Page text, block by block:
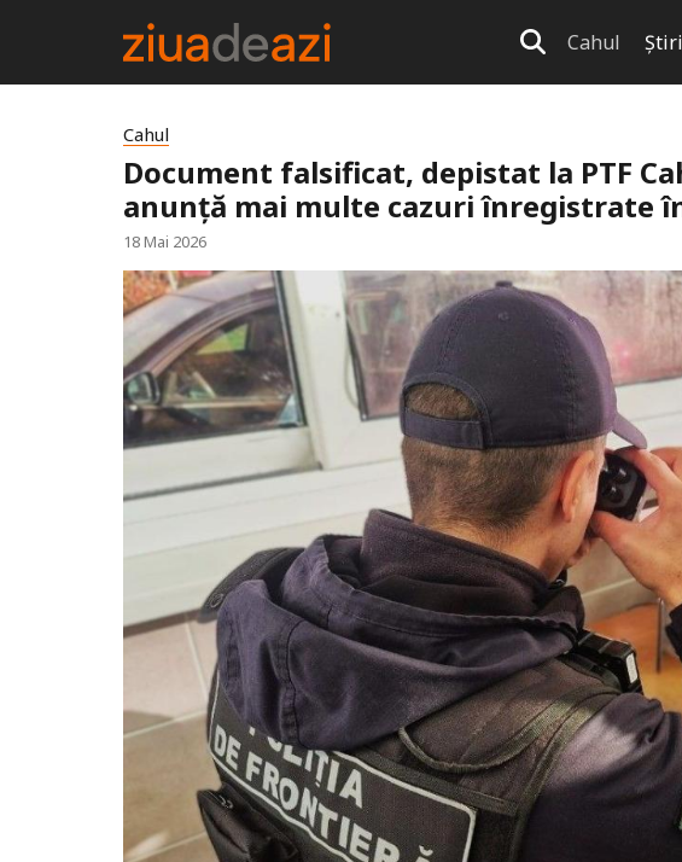
Cahul Știri
Cahul
Document falsificat, depistat la PTF
anunță mai multe cazuri înregistrate
18 Mai 2026